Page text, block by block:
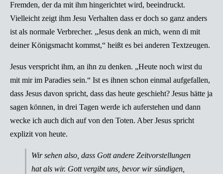
Fremden, der da mit ihm hingerichtet wird, beeindruckt.
Vielleicht zeigt ihm Jesu Verhalten dass er doch so ganz anders
ist als normale Verbrecher. „Jesus denk an mich, wenn di mit
deiner Königsmacht kommst,“ heißt es bei anderen Textzeugen.
Jesus verspricht ihm, an ihn zu denken. „Heute noch wirst du
mit mir im Paradies sein.“ Ist es ihnen schon einmal aufgefallen,
dass Jesus davon spricht, dass das heute geschieht? Jesus hätte ja
sagen können, in drei Tagen werde ich auferstehen und dann
wecke ich auch dich auf von den Toten. Aber Jesus spricht
explizit von heute.
Wir sehen also, dass Gott andere Zeitvorstellungen
hat als wir. Gott vergibt uns, bevor wir sündigen,